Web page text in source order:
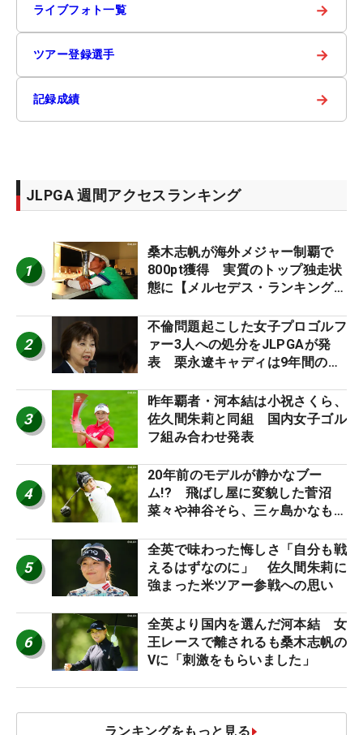
ライブフォト一覧 →
ツアー登録選手 →
記録成績 →
JLPGA 週間アクセスランキング
1
桑木志帆が海外メジャー制覇で
800pt獲得 実質のトップ独走状
態に【メルセデス・ランキング番
2
不倫問題起こした女子プロゴルフ
ァー3人への処分をJLPGAが発
表 栗永遼キャディは9年間の立
3
昨年覇者・河本結は小祝さくら、
佐久間朱莉と同組 国内女子ゴル
フ組み合わせ発表
4
20年前のモデルが静かなブー
ム!? 飛ばし屋に変貌した菅沼
菜々や神谷そら、三ヶ島かなも使
ロたちの“飛ばしギア”】
5
全英で味わった悔しさ「自分も戦
えるはずなのに」 佐久間朱莉に
強まった米ツアー参戦への思い
6
全英より国内を選んだ河本結 女
王レースで離されるも桑木志帆の
Vに「刺激をもらいました」
ランキングをもっと見る